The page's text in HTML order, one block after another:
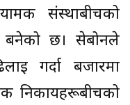
संस्थाबीचको
बनेको छ। सेबोनले
गर्दा बजारमा
निकायहरूबीचको